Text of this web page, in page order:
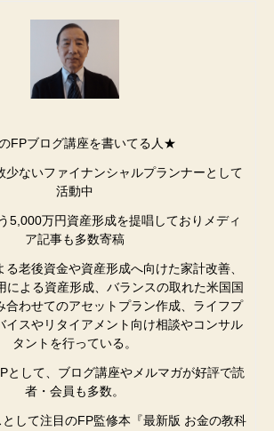
FPブログ講座を書いてる人★
少ないファイナンシャルプランナーとして
活動中
5,000万円資産形成を提唱しておりメディ
ア記事も多数寄稿
老後資金や資産形成へ向けた家計改善、
による資産形成、バランスの取れた米国国
合わせてのアセットプラン作成、ライフプ
イスやリタイアメント向け相談やコンサル
タントを行っている。
として、ブログ講座やメルマガが好評で読
者・会員も多数。
して注目のFP監修本『最新版 お金の教科